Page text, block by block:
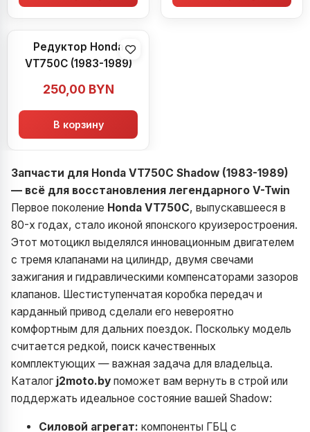
Редуктор Honda
VT750C (1983-1989)
250,00 BYN
В корзину
Запчасти для Honda VT750C Shadow (1983-1989)
— всё для восстановления легендарного V-Twin
Первое поколение Honda VT750C, выпускавшееся в
80-х годах, стало иконой японского круизеростроения.
Этот мотоцикл выделялся инновационным двигателем
с тремя клапанами на цилиндр, двумя свечами
зажигания и гидравлическими компенсаторами зазоров
клапанов. Шестиступенчатая коробка передач и
карданный привод сделали его невероятно
комфортным для дальних поездок. Поскольку модель
считается редкой, поиск качественных
комплектующих — важная задача для владельца.
Каталог j2moto.by поможет вам вернуть в строй или
поддержать идеальное состояние вашей Shadow:
Силовой агрегат: компоненты ГБЦ с